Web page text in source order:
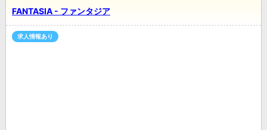
FANTASIA - ファンタジア
求人情報あり